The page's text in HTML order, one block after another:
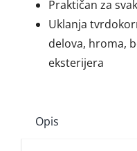
Praktičan za
Uklanja
delova, hroma,
eksterijera
Opis